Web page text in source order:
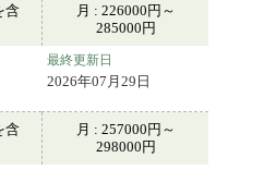
含
月 : 226000円～
285000円
最終更新日
2026年07月29日
含
月 : 257000円～
298000円